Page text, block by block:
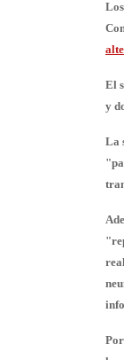
El
y
La